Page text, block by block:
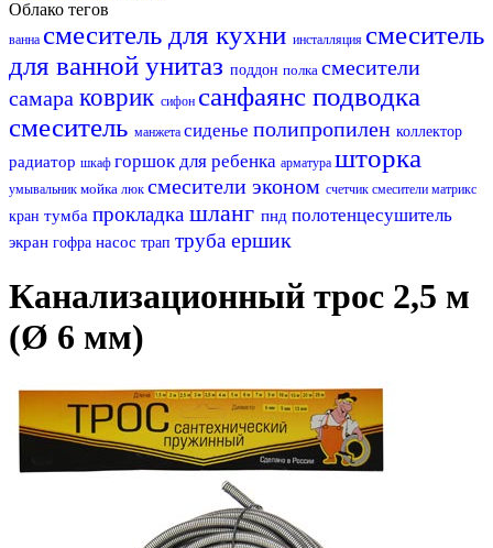
Облако тегов
ванна смеситель для кухни инсталляция смеситель
для ванной унитаз поддон полка смесители
самара коврик сифон санфаянс подводка
смеситель манжета сиденье полипропилен коллектор
радиатор шкаф горшок для ребенка арматура шторка
умывальник мойка люк смесители эконом счетчик смесители матрикс
кран тумба прокладка шланг пнд полотенцесушитель
экран гофра насос трап труба ершик
Канализационный трос 2,5 м
(Ø 6 мм)